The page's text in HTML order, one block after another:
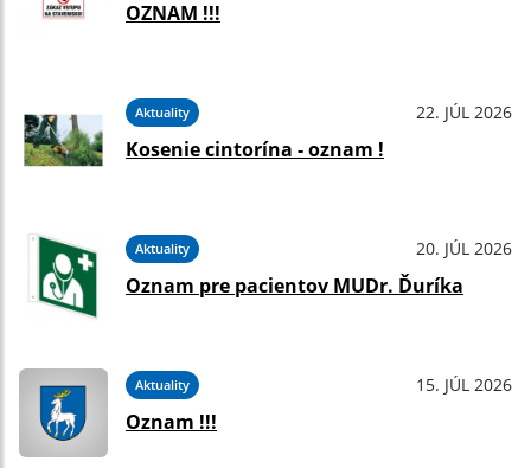
OZNAM !!!
Aktuality 22. JÚL 2026
Kosenie cintorína - oznam !
Aktuality 20. JÚL 2026
Oznam pre pacientov MUDr. Ďuríka
Aktuality 15. JÚL 2026
Oznam !!!